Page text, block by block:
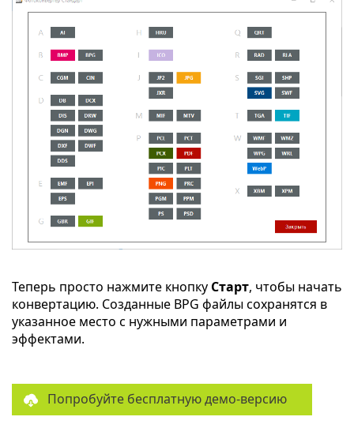
Теперь просто нажмите кнопку Старт, чтобы начать
конвертацию. Созданные BPG файлы сохранятся в
указанное место с нужными параметрами и
эффектами.
Попробуйте бесплатную демо-версию